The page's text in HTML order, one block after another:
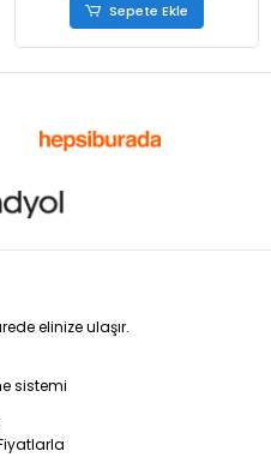
Sepete Ekle
elinize ulaşır.
sistemi